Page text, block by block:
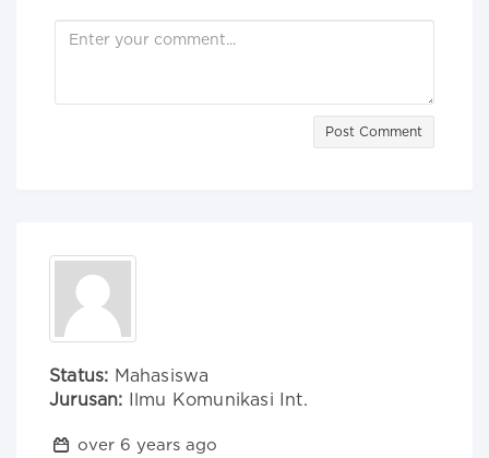
Post Comment
Status: Mahasiswa
Jurusan: Ilmu Komunikasi Int.
over 6 years ago